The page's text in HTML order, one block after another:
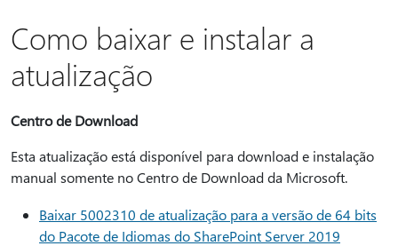
Como baixar e instalar a
atualização
Centro de Download
Esta atualização está disponível para download e instalação
manual somente no Centro de Download da Microsoft.
Baixar 5002310 de atualização para a versão de 64 bits
do Pacote de Idiomas do SharePoint Server 2019